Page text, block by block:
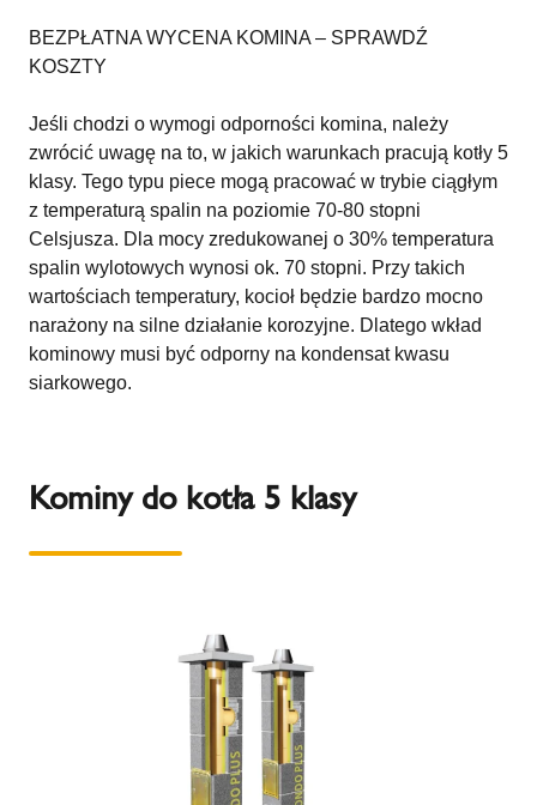
BEZPŁATNA WYCENA KOMINA – SPRAWDŹ
KOSZTY
Jeśli chodzi o wymogi odporności komina, należy
zwrócić uwagę na to, w jakich warunkach pracują kotły 5
klasy. Tego typu piece mogą pracować w trybie ciągłym
z temperaturą spalin na poziomie 70-80 stopni
Celsjusza. Dla mocy zredukowanej o 30% temperatura
spalin wylotowych wynosi ok. 70 stopni. Przy takich
wartościach temperatury, kocioł będzie bardzo mocno
narażony na silne działanie korozyjne. Dlatego wkład
kominowy musi być odporny na kondensat kwasu
siarkowego.
Kominy do kotła 5 klasy